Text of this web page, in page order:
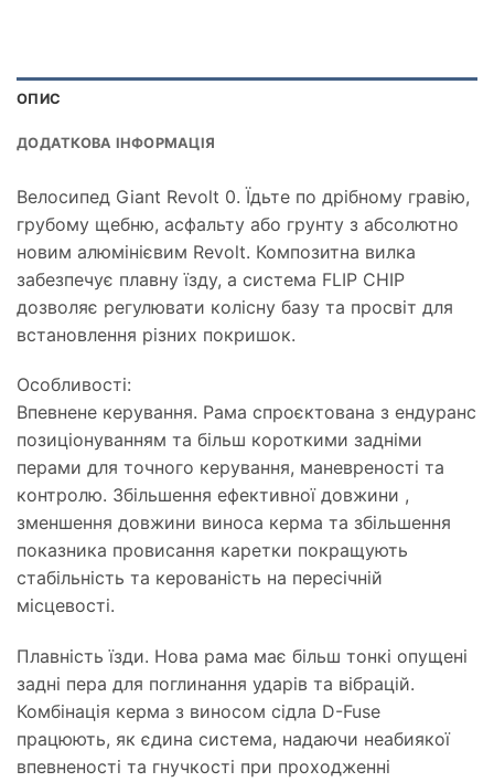
ОПИС
ДОДАТКОВА ІНФОРМАЦІЯ
Велосипед Giant Revolt 0. Їдьте по дрібному гравію,
грубому щебню, асфальту або грунту з абсолютно
новим алюмінієвим Revolt. Композитна вилка
забезпечує плавну їзду, а система FLIP CHIP
дозволяє регулювати колісну базу та просвіт для
встановлення різних покришок.
Особливості:
Впевнене керування. Рама спроєктована з ендуранс
позиціонуванням та більш короткими задніми
перами для точного керування, маневреності та
контролю. Збільшення ефективної довжини ,
зменшення довжини виноса керма та збільшення
показника провисання каретки покращують
стабільність та керованість на пересічній
місцевості.
Плавність їзди. Нова рама має більш тонкі опущені
задні пера для поглинання ударів та вібрацій.
Комбінація керма з виносом сідла D-Fuse
працюють, як єдина система, надаючи неабиякої
впевненості та гнучкості при проходженні